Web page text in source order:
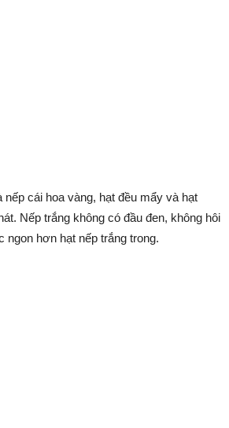
nếp cái hoa vàng, hạt đều mẩy và hạt
Nếp trắng không có đầu đen, không hôi
ngon hơn hạt nếp trắng trong.